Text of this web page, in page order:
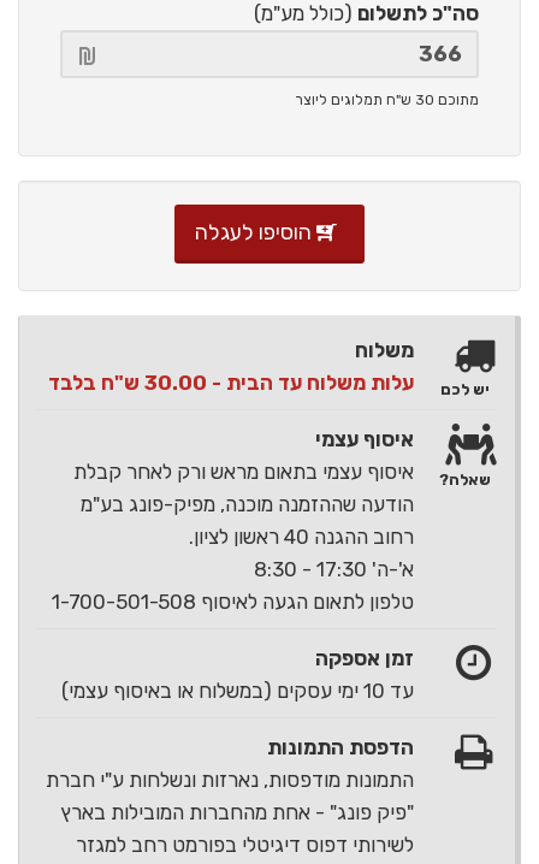
סה"כ לתשלום (כולל מע"מ)
מתוכם 30 ש"ח תמלוגים ליוצר
הוסיפו לעגלה
משלוח
עלות משלוח עד הבית - 30.00 ש"ח בלבד
איסוף עצמי
איסוף עצמי בתאום מראש ורק לאחר קבלת
הודעה שההזמנה מוכנה, מפיק-פונג בע"מ
רחוב ההגנה 40 ראשון לציון.
א'-ה' 17:30 - 8:30
טלפון לתאום הגעה לאיסוף 1-700-501-508
זמן אספקה
עד 10 ימי עסקים (במשלוח או באיסוף עצמי)
הדפסת התמונות
התמונות מודפסות, נארזות ונשלחות ע"י חברת
"פיק פונג" - אחת מהחברות המובילות בארץ
לשירותי דפוס דיגיטלי בפורמט רחב למגזר
יש לכם
שאלה?